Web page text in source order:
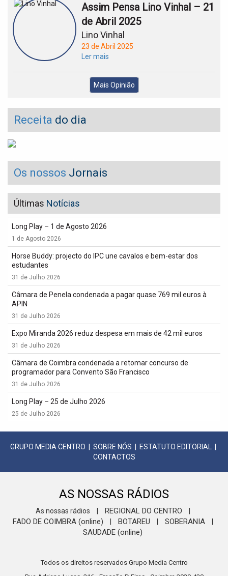
Assim Pensa Lino Vinhal – 21
de Abril 2025
Lino Vinhal
23 de Abril 2025
Ler mais
Mais Opinião
Receita do dia
Os nossos Jornais
Últimas Notícias
Long Play – 1 de Agosto 2026
1 de Agosto 2026
Horse Buddy: projecto do IPC une cavalos e bem-estar dos
estudantes
31 de Julho 2026
Câmara de Penela condenada a pagar quase 769 mil euros à
APIN
31 de Julho 2026
Expo Miranda 2026 reduz despesa em mais de 42 mil euros
31 de Julho 2026
Câmara de Coimbra condenada a retomar concurso de
programador para Convento São Francisco
31 de Julho 2026
Long Play – 25 de Julho 2026
25 de Julho 2026
GRUPO MEDIA CENTRO SOBRE NÓS ESTATUTO EDITORIAL
CONTACTOS
AS NOSSAS RÁDIOS
As nossas rádios REGIONAL DO CENTRO
FADO DE COIMBRA (online) BOTAREU SOBERANIA
SAUDADE (online)
Todos os direitos reservados Grupo Media Centro